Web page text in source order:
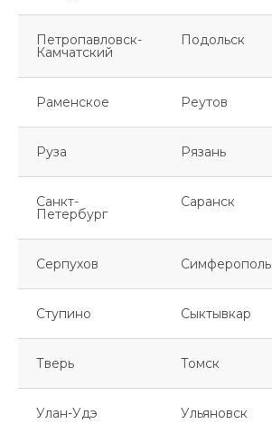
Петропавловск-
Камчатский
Подольск
Раменское Реутов
Руза Рязань
Санкт-
Петербург
Саранск
Серпухов Симферополь
Ступино Сыктывкар
Тверь Томск
Улан-Удэ Ульяновск